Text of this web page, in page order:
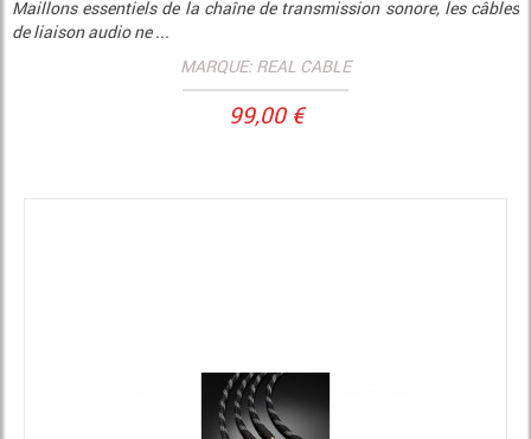
Maillons essentiels de la chaîne de transmission sonore, les câbles
de liaison audio ne ...
MARQUE: REAL CABLE
99,00 €